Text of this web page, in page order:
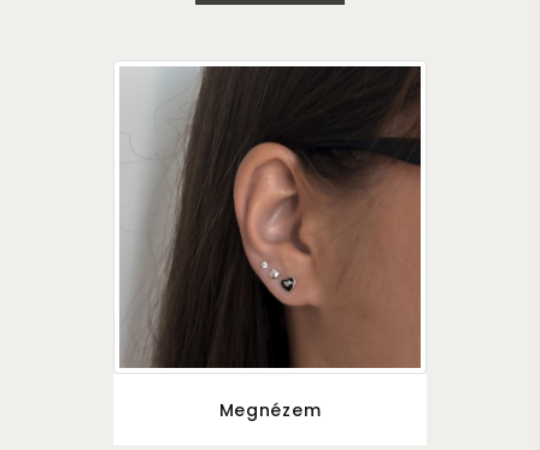
Megnézem